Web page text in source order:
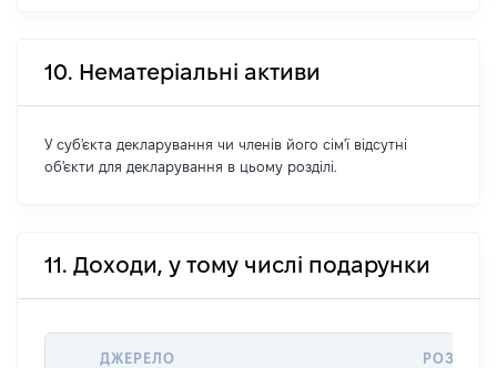
10. Нематеріальні активи
У суб'єкта декларування чи членів його сім'ї відсутні
об'єкти для декларування в цьому розділі.
11. Доходи, у тому числі подарунки
ДЖЕРЕЛО
РОЗМІР